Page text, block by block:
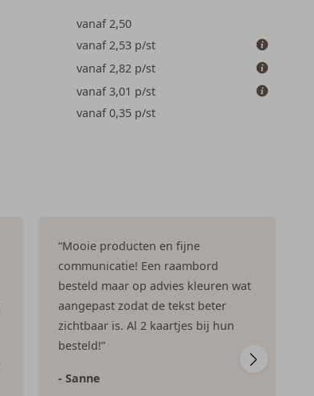
vanaf 2,50
vanaf 2,53 p/st
vanaf 2,82 p/st
vanaf 3,01 p/st
vanaf 0,35 p/st
“Mooie producten en fijne
communicatie! Een raambord
besteld maar op advies kleuren wat
aangepast zodat de tekst beter
zichtbaar is. Al 2 kaartjes bij hun
besteld!”
- Sanne